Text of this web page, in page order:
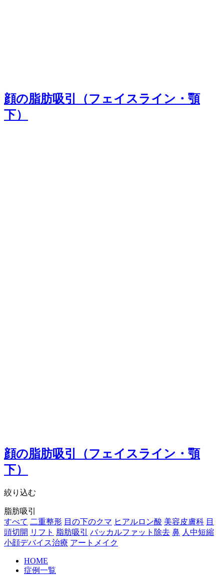
顔の脂肪吸引（フェイスライン・顎
下）
顔の脂肪吸引（フェイスライン・顎
下）
絞り込む
脂肪吸引
すべて 二重整形 目の下のクマ ヒアルロン酸 美容皮膚科 目
頭切開 リフト 脂肪吸引 バッカルファット除去 鼻 人中短縮
小顔デバイス治療 アートメイク
HOME
症例一覧